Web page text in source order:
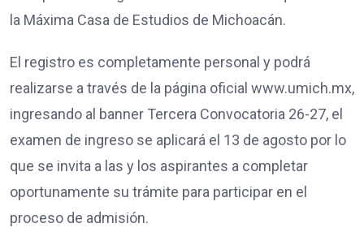
la Máxima Casa de Estudios de Michoacán.
El registro es completamente personal y podrá
realizarse a través de la página oficial www.umich.mx,
ingresando al banner Tercera Convocatoria 26-27, el
examen de ingreso se aplicará el 13 de agosto por lo
que se invita a las y los aspirantes a completar
oportunamente su trámite para participar en el
proceso de admisión.